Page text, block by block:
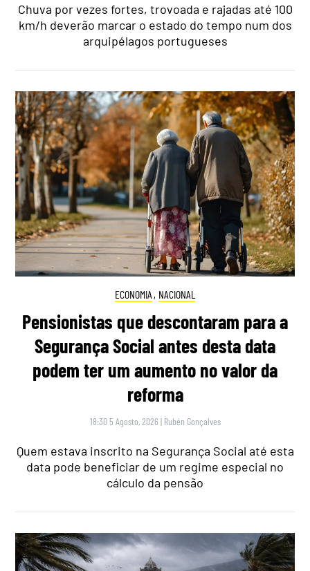
Chuva por vezes fortes, trovoada e rajadas até 100
km/h deverão marcar o estado do tempo num dos
arquipélagos portugueses
ECONOMIA , NACIONAL
Pensionistas que descontaram para a
Segurança Social antes desta data
podem ter um aumento no valor da
reforma
18:30 5 Agosto, 2026 | Rubén Gonçalves
Quem estava inscrito na Segurança Social até esta
data pode beneficiar de um regime especial no
cálculo da pensão